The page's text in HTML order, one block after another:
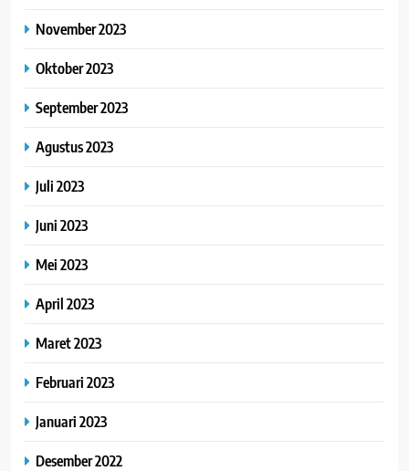
November 2023
Oktober 2023
September 2023
Agustus 2023
Juli 2023
Juni 2023
Mei 2023
April 2023
Maret 2023
Februari 2023
Januari 2023
Desember 2022